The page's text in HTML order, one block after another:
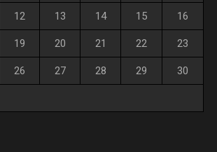
12 13 14 15 16
19 20 21 22 23
26 27 28 29 30